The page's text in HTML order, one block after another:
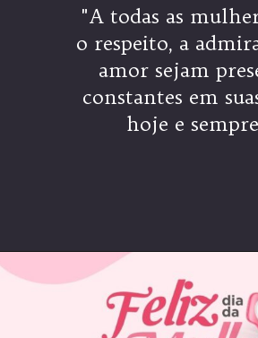
"A todas as
o respeito, a
amor sejam
constantes em
hoje e
Opening